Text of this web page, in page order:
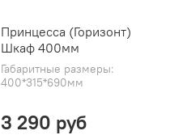
Принцесса (Горизонт)
Шкаф 400мм
Габаритные размеры:
400*315*690мм
3 290 руб